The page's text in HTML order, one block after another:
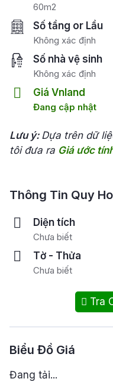
60m2
Số tầng or Lầu
Không xác định
Số nhà vệ sinh
Không xác định
Giá Vnland
Đang cập nhật
Lưu ý: Dựa trên dữ
tôi đưa ra Giá ước
Thông Tin Quy
Diện tích
Chưa biết
Tờ - Thửa
Chưa biết
Tra
Biểu Đồ Giá
Đang tải...